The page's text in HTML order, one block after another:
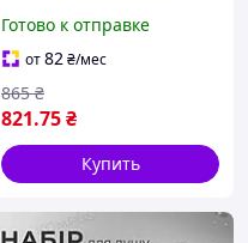
Готово к отправке
от82₴/мес
821.75₴
865 ₴
Купить